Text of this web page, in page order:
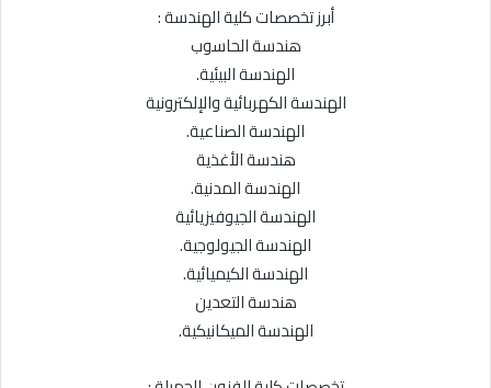
أبرز تخصصات كلية الهندسة :
هندسة الحاسوب
الهندسة البيئية.
الهندسة الكهربائية والإلكترونية
الهندسة الصناعية.
هندسة الأغذية
الهندسة المدنية.
الهندسة الجيوفيزيائية
الهندسة الجيولوجية.
الهندسة الكيميائية.
هندسة التعدين
الهندسة الميكانيكية.